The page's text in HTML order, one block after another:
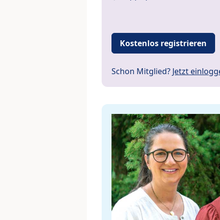
Kostenlos registrieren
Schon Mitglied? Jetzt